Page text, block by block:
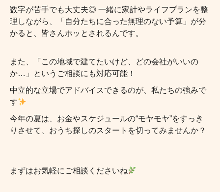
数字が苦手でも大丈夫◎ 一緒に家計やライフプランを整
理しながら、「自分たちに合った無理のない予算」が分
かると、皆さんホッとされるんです。
また、「この地域で建てたいけど、どの会社がいいの
か…」というご相談にも対応可能！
中立的な立場でアドバイスできるのが、私たちの強みで
す
今年の夏は、お金やスケジュールの“モヤモヤ”をすっき
りさせて、おうち探しのスタートを切ってみませんか？
まずはお気軽にご相談くださいね